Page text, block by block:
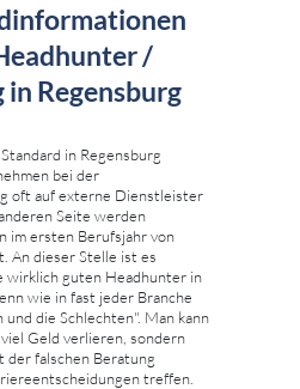
/
Regensburg
in Regensburg
bei der
oft auf externe Dienstleister
Seite werden
im ersten Berufsjahr von
An dieser Stelle ist es
wie in fast jeder Branche
die Schlechten". Man kann
Geld verlieren, sondern
falschen Beratung
treffen.